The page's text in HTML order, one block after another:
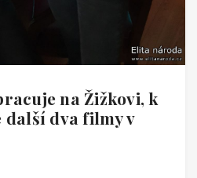
na Žižkovi, k
dva filmy v